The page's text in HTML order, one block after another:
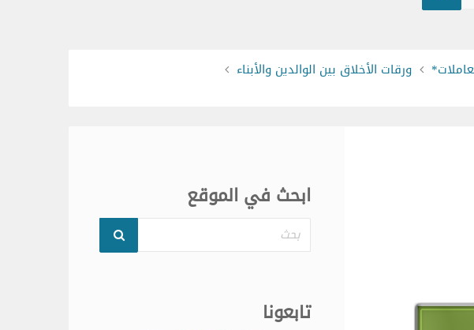
ورقات الأخلاق بين الوالدين والأبناء
ابحث في الموقع
تابعونا